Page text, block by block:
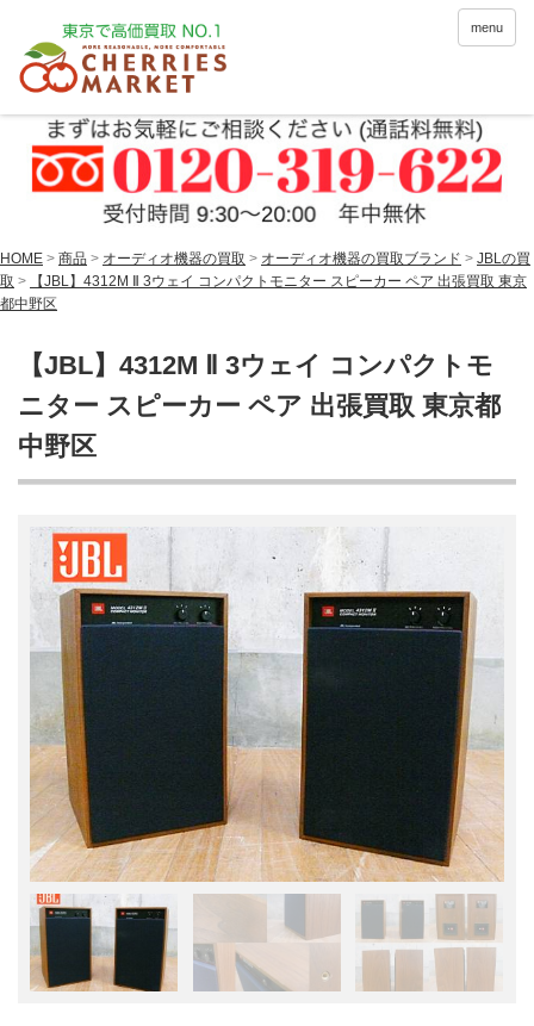
menu
HOME > 商品 > オーディオ機器の買取 > オーディオ機器の買取ブランド > JBLの買
取 >
【JBL】4312M Ⅱ 3ウェイ コンパクトモニター スピーカー ペア 出張買取 東京
都中野区
【JBL】4312M Ⅱ 3ウェイ コンパクトモ
ニター スピーカー ペア 出張買取 東京都
中野区